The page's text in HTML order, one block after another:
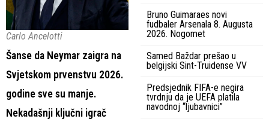
Carlo Ancelotti
Šanse da Neymar zaigra na
Svjetskom prvenstvu 2026.
godine sve su manje.
Nekadašnji ključni igrač
Bruno Guimaraes novi
fudbaler Arsenala 8. Augusta
2026. Nogomet
Samed Baždar prešao u
belgijski Sint-Truidense VV
Predsjednik FIFA-e negira
tvrdnju da je UEFA platila
navodnoj “ljubavnici”